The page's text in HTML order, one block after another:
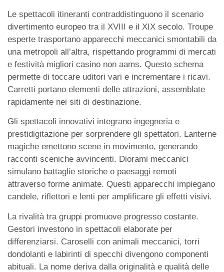
Le spettacoli itineranti contraddistinguono il scenario
divertimento europeo tra il XVIII e il XIX secolo. Troupe
esperte trasportano apparecchi meccanici smontabili da
una metropoli all’altra, rispettando programmi di mercati
e festività migliori casino non aams. Questo schema
permette di toccare uditori vari e incrementare i ricavi.
Carretti portano elementi delle attrazioni, assemblate
rapidamente nei siti di destinazione.
Gli spettacoli innovativi integrano ingegneria e
prestidigitazione per sorprendere gli spettatori. Lanterne
magiche emettono scene in movimento, generando
racconti sceniche avvincenti. Diorami meccanici
simulano battaglie storiche o paesaggi remoti
attraverso forme animate. Questi apparecchi impiegano
candele, riflettori e lenti per amplificare gli effetti visivi.
La rivalità tra gruppi promuove progresso costante.
Gestori investono in spettacoli elaborate per
differenziarsi. Caroselli con animali meccanici, torri
dondolanti e labirinti di specchi divengono componenti
abituali. La nome deriva dalla originalità e qualità delle